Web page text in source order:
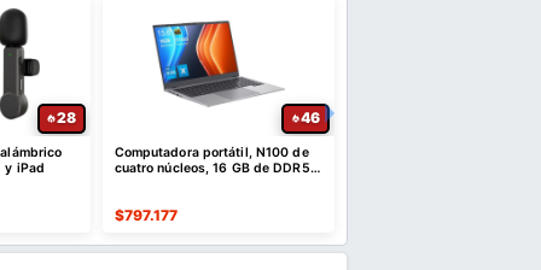
28
y iPad
46
Computadora portátil, N100 de
cuatro núcleos, 16 GB de DDR5 y
$797.177